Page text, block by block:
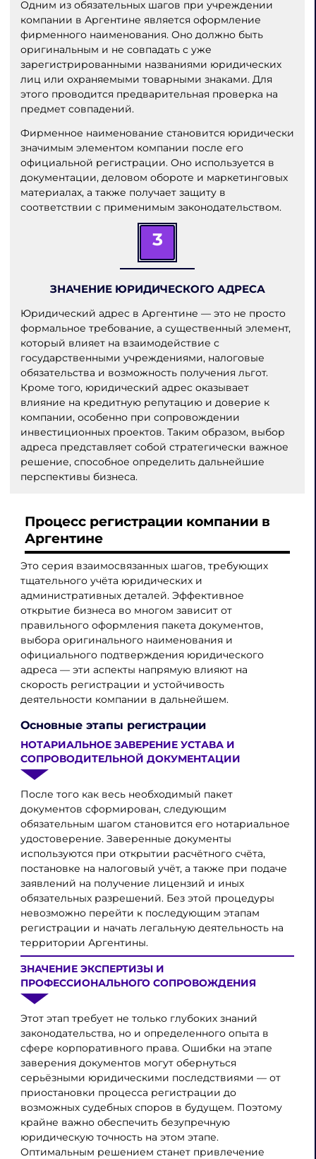
Одним из обязательных шагов при учреждении
компании в Аргентине является оформление
фирменного наименования. Оно должно быть
оригинальным и не совпадать с уже
зарегистрированными названиями юридических
лиц или охраняемыми товарными знаками. Для
этого проводится предварительная проверка на
предмет совпадений.
Фирменное наименование становится юридически
значимым элементом компании после его
официальной регистрации. Оно используется в
документации, деловом обороте и маркетинговых
материалах, а также получает защиту в
соответствии с применимым законодательством.
3
ЗНАЧЕНИЕ ЮРИДИЧЕСКОГО АДРЕСА
Юридический адрес в Аргентине — это не просто
формальное требование, а существенный элемент,
который влияет на взаимодействие с
государственными учреждениями, налоговые
обязательства и возможность получения льгот.
Кроме того, юридический адрес оказывает
влияние на кредитную репутацию и доверие к
компании, особенно при сопровождении
инвестиционных проектов. Таким образом, выбор
адреса представляет собой стратегически важное
решение, способное определить дальнейшие
перспективы бизнеса.
Процесс регистрации компании в
Аргентине
Это серия взаимосвязанных шагов, требующих
тщательного учёта юридических и
административных деталей. Эффективное
открытие бизнеса во многом зависит от
правильного оформления пакета документов,
выбора оригинального наименования и
официального подтверждения юридического
адреса — эти аспекты напрямую влияют на
скорость регистрации и устойчивость
деятельности компании в дальнейшем.
Основные этапы регистрации
НОТАРИАЛЬНОЕ ЗАВЕРЕНИЕ УСТАВА И
СОПРОВОДИТЕЛЬНОЙ ДОКУМЕНТАЦИИ
После того как весь необходимый пакет
документов сформирован, следующим
обязательным шагом становится его нотариальное
удостоверение. Заверенные документы
используются при открытии расчётного счёта,
постановке на налоговый учёт, а также при подаче
заявлений на получение лицензий и иных
обязательных разрешений. Без этой процедуры
невозможно перейти к последующим этапам
регистрации и начать легальную деятельность на
территории Аргентины.
ЗНАЧЕНИЕ ЭКСПЕРТИЗЫ И
ПРОФЕССИОНАЛЬНОГО СОПРОВОЖДЕНИЯ
Этот этап требует не только глубоких знаний
законодательства, но и определенного опыта в
сфере корпоративного права. Ошибки на этапе
заверения документов могут обернуться
серьёзными юридическими последствиями — от
приостановки процесса регистрации до
возможных судебных споров в будущем. Поэтому
крайне важно обеспечить безупречную
юридическую точность на этом этапе.
Оптимальным решением станет привлечение